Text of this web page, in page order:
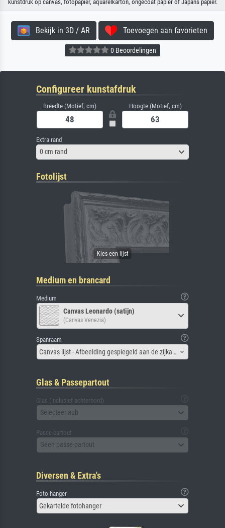
kunstdruk op canvas, fotopapier, aquarelkarton, ongecoat papier of Japans papier.
Bekijk in 3D / AR Toevoegen aan favorieten
0 Beoordelingen
Configureer kunstafdruk
Breedte (Motief, cm) Hoogte (Motief, cm)
Extra rand
0 cm rand
Fotolijst
Medium en brancard
Medium
Canvas Leonardo (satijn)
(Canvas Venezia)
Spanraam
Canvas lijst - Afbeelding gespiegeld aan de zijkant
Glas & Passepartout
Glas (inclusief achterbord)
Selecteer aub
Passe-partout
Geen passe-partout
Diversen & Extra's
Foto hanger
Gekartelde fotohanger